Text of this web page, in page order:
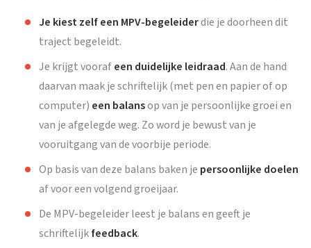
Je kiest zelf een MPV-begeleiderdie je doorheen dit
traject begeleidt.
Je krijgt voorafeen duidelijke leidraad. Aan de hand
daarvan maak je schriftelijk (met pen en papier of op
computer) een balansop van je persoonlijke groei en
van je afgelegde weg. Zo word je bewust van je
vooruitgang van de voorbije periode.
Op basis van deze balans baken je persoonlijke doelen
af voor een volgend groeijaar.
De MPV-begeleider leest je balans en geeft je
schriftelijkfeedback.